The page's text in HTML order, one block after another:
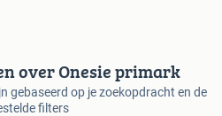
over Onesie primark
gebaseerd op je zoekopdracht en de
filters